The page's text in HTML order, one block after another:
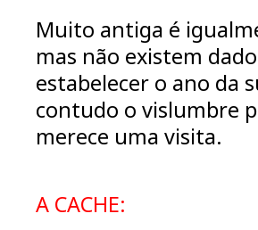
Muito antiga é
mas não existem
estabelecer o ano da
contudo o vislumbre
merece uma visita.
A CACHE: